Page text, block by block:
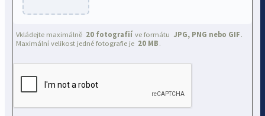
Vkládejte maximálně 20 fotografií ve formátu JPG, PNG nebo GIF .
Maximální velikost jedné fotografie je 20 MB .